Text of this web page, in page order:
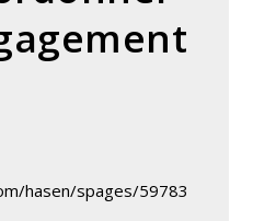
hasen/spages/59783